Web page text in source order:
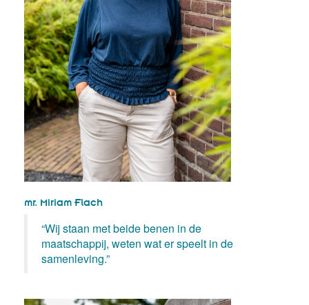
mr. Miriam Flach
“Wij staan met beide benen in de
maatschappij, weten wat er speelt in de
samenleving.”